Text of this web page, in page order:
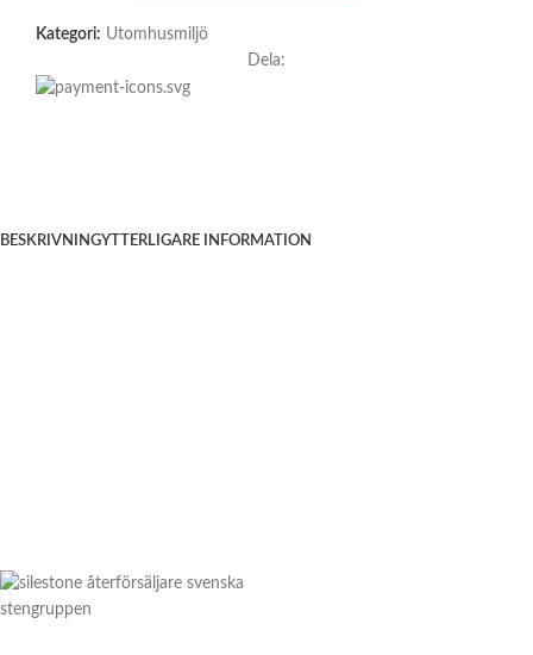
Kategori: Utomhusmiljö
Dela:
BESKRIVNINGYTTERLIGARE INFORMATION